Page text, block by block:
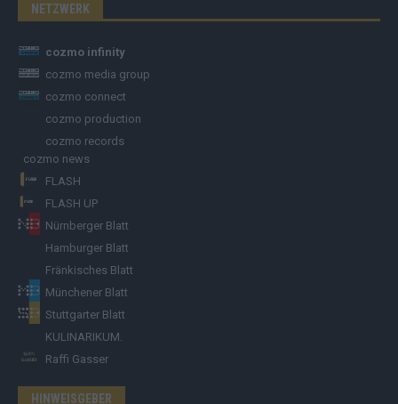
NETZWERK
cozmo infinity
cozmo media group
cozmo connect
cozmo production
cozmo records
cozmo news
FLASH
FLASH UP
Nürnberger Blatt
Hamburger Blatt
Fränkisches Blatt
Münchener Blatt
Stuttgarter Blatt
KULINARIKUM.
Raffi Gasser
HINWEISGEBER